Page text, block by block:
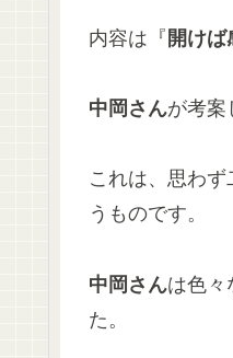
内容は『 開け
中岡さんが考案
これは、思わ
うものです。
中岡さんは色々
た。